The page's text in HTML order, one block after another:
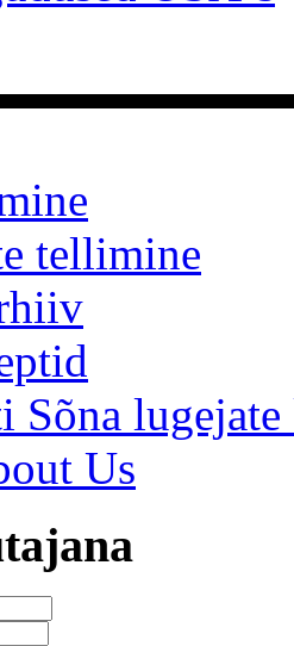
tellimine
Sõna
Us